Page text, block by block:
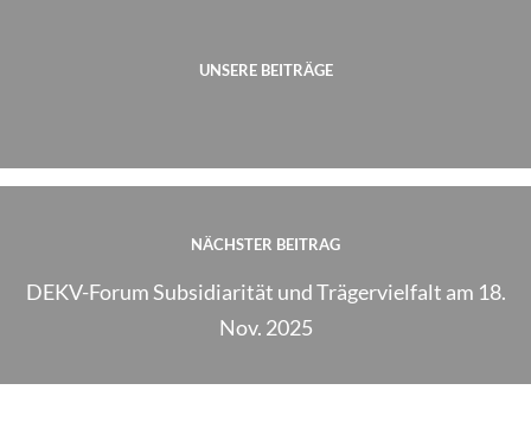
UNSERE BEITRÄGE
NÄCHSTER BEITRAG
DEKV-Forum Subsidiarität und Trägervielfalt am 18.
Nov. 2025